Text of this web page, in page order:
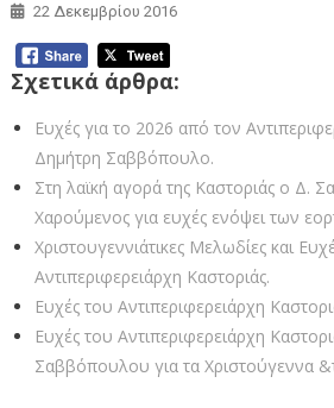
22 Δεκεμβρίου 2016
Σχετικά άρθρα:
Ευχές για το 2026 από τον
Δημήτρη Σαββόπουλο.
Στη λαϊκή αγορά της Καστοριάς ο Δ.
Χαρούμενος για ευχές ενόψει των
Χριστουγεννιάτικες Μελωδίες και
Αντιπεριφερειάρχη Καστοριάς.
Ευχές του Αντιπεριφερειάρχη
Ευχές του Αντιπεριφερειάρχη
Σαββόπουλου για τα Χριστούγεννα